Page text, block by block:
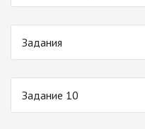
Задания
Задание 10